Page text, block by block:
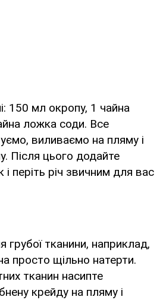
150 мл окропу, 1 чайна
ложка соди. Все
виливаємо на пляму і
Після цього додайте
періть річ звичним для вас
грубої тканини, наприклад,
просто щільно натерти.
тканин насипте
крейду на пляму і